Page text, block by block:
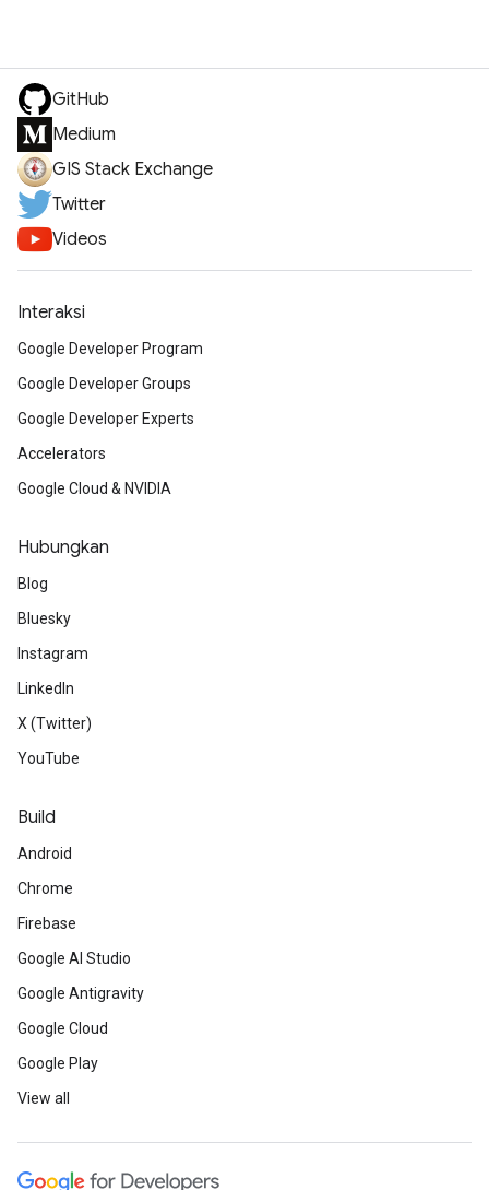
GitHub
Medium
GIS Stack Exchange
Twitter
Videos
Interaksi
Google Developer Program
Google Developer Groups
Google Developer Experts
Accelerators
Google Cloud & NVIDIA
Hubungkan
Blog
Bluesky
Instagram
LinkedIn
X (Twitter)
YouTube
Build
Android
Chrome
Firebase
Google AI Studio
Google Antigravity
Google Cloud
Google Play
View all